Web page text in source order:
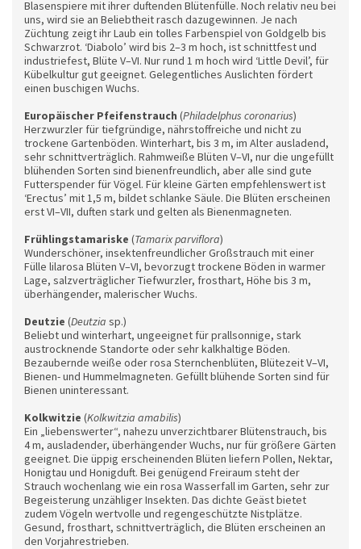
Blasenspiere mit ihrer duftenden Blütenfülle. Noch relativ neu bei
uns, wird sie an Beliebtheit rasch dazugewinnen. Je nach
Züchtung zeigt ihr Laub ein tolles Farbenspiel von Goldgelb bis
Schwarzrot. ‘Diabolo’ wird bis 2–3 m hoch, ist schnittfest und
industriefest, Blüte V–VI. Nur rund 1 m hoch wird ‘Little Devil’, für
Kübelkultur gut geeignet. Gelegentliches Auslichten fördert
einen buschigen Wuchs.
Europäischer Pfeifenstrauch (Philadelphus coronarius)
Herzwurzler für tiefgründige, nährstoffreiche und nicht zu
trockene Gartenböden. Winterhart, bis 3 m, im Alter ausladend,
sehr schnittverträglich. Rahmweiße Blüten V–VI, nur die ungefüllt
blühenden Sorten sind bienenfreundlich, aber alle sind gute
Futterspender für Vögel. Für kleine Gärten empfehlenswert ist
‘Erectus’ mit 1,5 m, bildet schlanke Säule. Die Blüten erscheinen
erst VI–VII, duften stark und gelten als Bienenmagneten.
Frühlingstamariske (Tamarix parviflora)
Wunderschöner, insektenfreundlicher Großstrauch mit einer
Fülle lilarosa Blüten V–VI, bevorzugt trockene Böden in warmer
Lage, salzverträglicher Tiefwurzler, frosthart, Höhe bis 3 m,
überhängender, malerischer Wuchs.
Deutzie (Deutzia sp.)
Beliebt und winterhart, ungeeignet für prallsonnige, stark
austrocknende Standorte oder sehr kalkhaltige Böden.
Bezaubernde weiße oder rosa Sternchenblüten, Blütezeit V–VI,
Bienen- und Hummelmagneten. Gefüllt blühende Sorten sind für
Bienen uninteressant.
Kolkwitzie (Kolkwitzia amabilis)
Ein „liebenswerter“, nahezu unverzichtbarer Blütenstrauch, bis
4 m, ausladender, überhängender Wuchs, nur für größere Gärten
geeignet. Die üppig erscheinenden Blüten liefern Pollen, Nektar,
Honigtau und Honigduft. Bei genügend Freiraum steht der
Strauch wochenlang wie ein rosa Wasserfall im Garten, sehr zur
Begeisterung unzähliger Insekten. Das dichte Geäst bietet
zudem Vögeln wertvolle und regengeschützte Nistplätze.
Gesund, frosthart, schnittverträglich, die Blüten erscheinen an
den Vorjahrestrieben.